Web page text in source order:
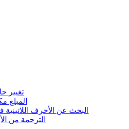
تغيير
المبلغ
البحث عن الأحرف
الترجمة من